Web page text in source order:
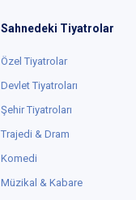
Sahnedeki Tiyatrolar
Özel Tiyatrolar
Devlet Tiyatroları
Şehir Tiyatroları
Trajedi & Dram
Komedi
Müzikal & Kabare